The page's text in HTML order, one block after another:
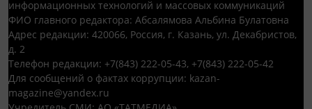
информационных технологий и массовых коммуникаций
ФИО главного редактора: Абсалямова Альбина Булатовна
Адрес редакции: 420066, Россия, г. Казань, ул. Декабристов,
д. 2
Телефон редакции: +7(843) 222-05-43, +7(843) 222-05-42
Для сообщений о фактах коррупции: kazan-
magazine@yandex.ru